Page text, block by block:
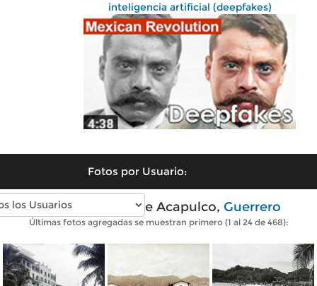
inteligencia artificial (deepfakes)
Fotos por Usuario:
Fotos antiguas de Acapulco, Guerrero
Últimas fotos agregadas se muestran primero (1 al 24 de 468):